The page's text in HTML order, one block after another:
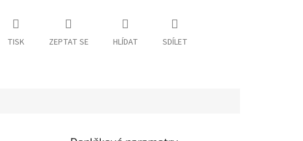
TISK ZEPTAT SE HLÍDAT SDÍLET